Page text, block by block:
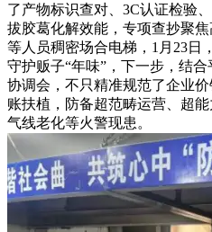
了产物标识查对、3C认证检验
拔胶葛化解效能，专项查抄聚
等人员稠密场合电梯，1月23日
守护贩子“年味”，下一步，结
协调会，不只精准规范了企业
账扶植，防备超范畴运营、超
气线老化等火警现患。